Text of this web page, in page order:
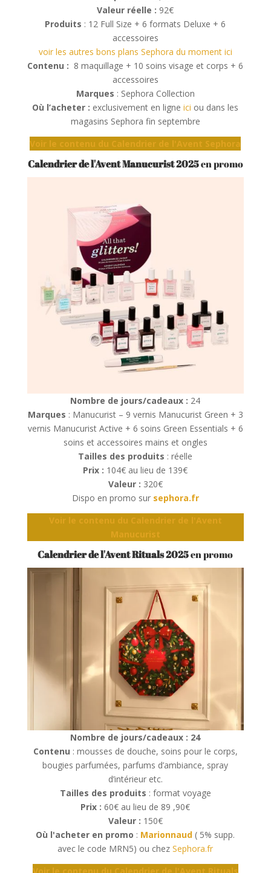
Valeur réelle : 92€
Produits : 12 Full Size + 6 formats Deluxe + 6
accessoires
voir les autres bons plans Sephora du moment ici
Contenu : 8 maquillage + 10 soins visage et corps + 6
accessoires
Marques : Sephora Collection
Où l’acheter : exclusivement en ligneici ou dans les
magasins Sephora fin septembre
Voir le contenu du Calendrier de l'Avent Sephora
Calendrier de l'Avent Manucurist 2025en promo
Nombre de jours/cadeaux : 24
Marques : Manucurist – 9 vernis Manucurist Green + 3
vernis Manucurist Active + 6 soins Green Essentials + 6
soins et accessoires mains et ongles
Tailles des produits : réelle
Prix : 104€ au lieu de 139€
Valeur : 320€
Dispo en promo sur sephora.fr
Voir le contenu du Calendrier de l'Avent
Manucurist
Calendrier de l'Avent Rituals 2025en promo
Nombre de jours/cadeaux : 24
Contenu : mousses de douche, soins pour le corps,
bougies parfumées, parfums d’ambiance, spray
d’intérieur etc.
Tailles des produits : format voyage
Prix :60€ au lieu de 89 ,90€
Valeur : 150€
Où l'acheter en promo : Marionnaud ( 5% supp.
avec le code MRN5) ou chezSephora.fr